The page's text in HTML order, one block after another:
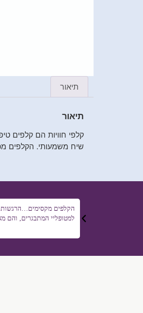
תיאור
תיאור
קלפי חוויות הם קלפים
שיח משמעותי. הקלפים
הקלפים מקסימים…הרגשות
למטופליי המתבגרים, והם